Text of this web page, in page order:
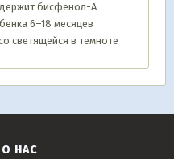
бисфенол-А
6–18 месяцев
светящейся в темноте
О НАС